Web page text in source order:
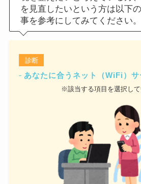
を見直したいという方は以下
事を参考にしてみてください。
診断
あなたに合うネット（WiFi）
※該当する項目を選択し